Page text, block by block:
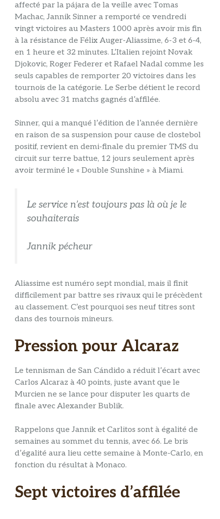
affecté par la pájara de la veille avec Tomas
Machac, Jannik Sinner a remporté ce vendredi
vingt victoires au Masters 1000 après avoir mis fin
à la résistance de Félix Auger-Aliassime, 6-3 et 6-4,
en 1 heure et 32 ​​minutes. L’Italien rejoint Novak
Djokovic, Roger Federer et Rafael Nadal comme les
seuls capables de remporter 20 victoires dans les
tournois de la catégorie. Le Serbe détient le record
absolu avec 31 matchs gagnés d’affilée.
Sinner, qui a manqué l’édition de l’année dernière
en raison de sa suspension pour cause de clostebol
positif, revient en demi-finale du premier TMS du
circuit sur terre battue, 12 jours seulement après
avoir terminé le « Double Sunshine » à Miami.
Le service n’est toujours pas là où je le
souhaiterais
Jannik pécheur
Aliassime est numéro sept mondial, mais il finit
difficilement par battre ses rivaux qui le précèdent
au classement. C’est pourquoi ses neuf titres sont
dans des tournois mineurs.
Pression pour Alcaraz
Le tennisman de San Cándido a réduit l’écart avec
Carlos Alcaraz à 40 points, juste avant que le
Murcien ne se lance pour disputer les quarts de
finale avec Alexander Bublik.
Rappelons que Jannik et Carlitos sont à égalité de
semaines au sommet du tennis, avec 66. Le bris
d’égalité aura lieu cette semaine à Monte-Carlo, en
fonction du résultat à Monaco.
Sept victoires d’affilée